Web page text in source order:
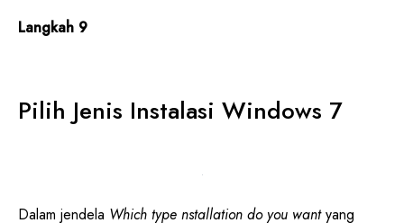
Langkah 9
Pilih Jenis Instalasi Windows 7
Dalam jendela Which type nstallation do you wantyang